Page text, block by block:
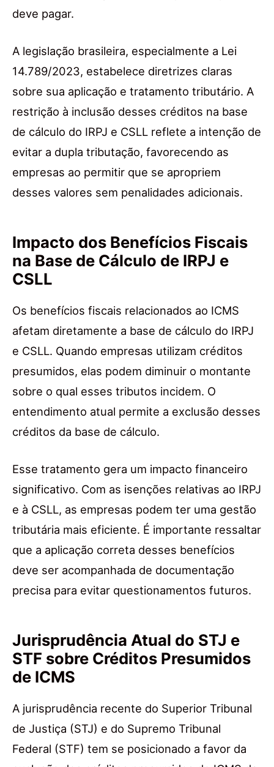
deve pagar.
A legislação brasileira, especialmente a Lei
14.789/2023, estabelece diretrizes claras
sobre sua aplicação e tratamento tributário. A
restrição à inclusão desses créditos na base
de cálculo do IRPJ e CSLL reflete a intenção de
evitar a dupla tributação, favorecendo as
empresas ao permitir que se apropriem
desses valores sem penalidades adicionais.
Impacto dos Benefícios Fiscais
na Base de Cálculo de IRPJ e
CSLL
Os benefícios fiscais relacionados ao ICMS
afetam diretamente a base de cálculo do IRPJ
e CSLL. Quando empresas utilizam créditos
presumidos, elas podem diminuir o montante
sobre o qual esses tributos incidem. O
entendimento atual permite a exclusão desses
créditos da base de cálculo.
Esse tratamento gera um impacto financeiro
significativo. Com as isenções relativas ao IRPJ
e à CSLL, as empresas podem ter uma gestão
tributária mais eficiente. É importante ressaltar
que a aplicação correta desses benefícios
deve ser acompanhada de documentação
precisa para evitar questionamentos futuros.
Jurisprudência Atual do STJ e
STF sobre Créditos Presumidos
de ICMS
A jurisprudência recente do Superior Tribunal
de Justiça (STJ) e do Supremo Tribunal
Federal (STF) tem se posicionado a favor da